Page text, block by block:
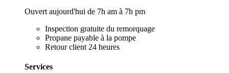
Ouvert aujourd'hui de 7h am à 7h pm
Inspection gratuite du remorquage
Propane payable à la pompe
Retour client 24 heures
Services